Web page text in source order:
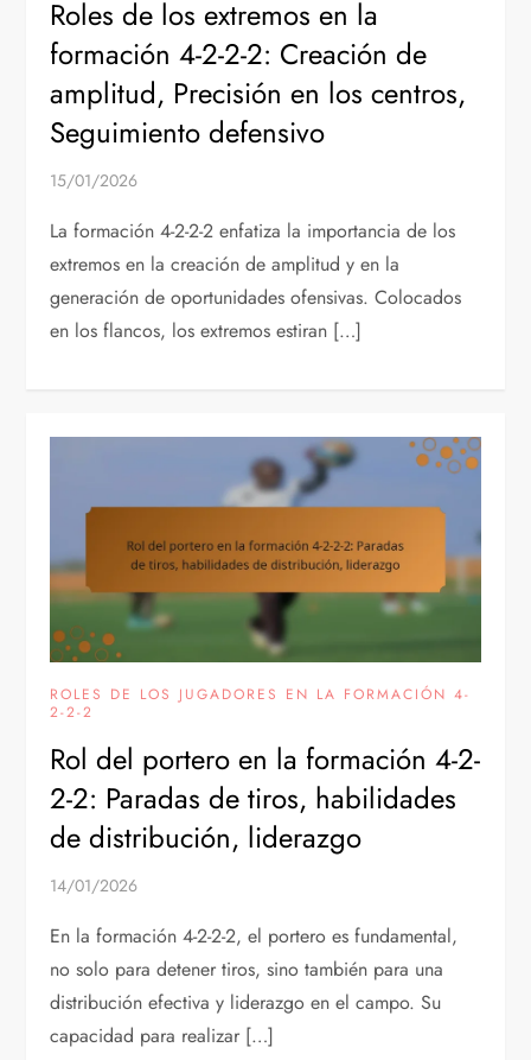
Roles de los extremos en la
formación 4-2-2-2: Creación de
amplitud, Precisión en los centros,
Seguimiento defensivo
15/01/2026
La formación 4-2-2-2 enfatiza la importancia de los
extremos en la creación de amplitud y en la
generación de oportunidades ofensivas. Colocados
en los flancos, los extremos estiran […]
ROLES DE LOS JUGADORES EN LA FORMACIÓN 4-
2-2-2
Rol del portero en la formación 4-2-
2-2: Paradas de tiros, habilidades
de distribución, liderazgo
14/01/2026
En la formación 4-2-2-2, el portero es fundamental,
no solo para detener tiros, sino también para una
distribución efectiva y liderazgo en el campo. Su
capacidad para realizar […]